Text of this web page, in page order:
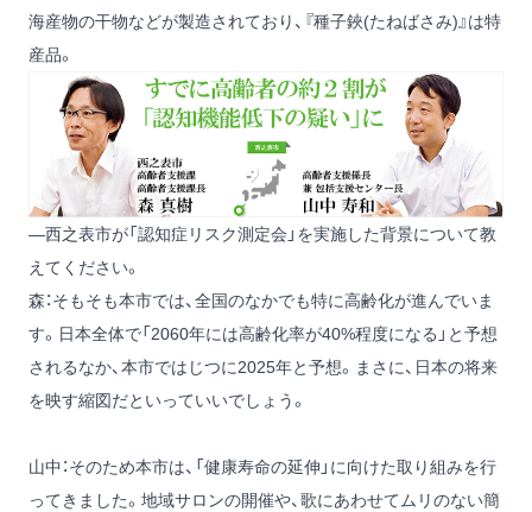
海産物の干物などが製造されており、『種子鋏(たねばさみ)』は特
産品。
―西之表市が「認知症リスク測定会」を実施した背景について教
えてください。
森：そもそも本市では、全国のなかでも特に高齢化が進んでいま
す。日本全体で「2060年には高齢化率が40%程度になる」と予想
されるなか、本市ではじつに2025年と予想。まさに、日本の将来
を映す縮図だといっていいでしょう。
山中：そのため本市は、「健康寿命の延伸」に向けた取り組みを行
ってきました。地域サロンの開催や、歌にあわせてムリのない簡